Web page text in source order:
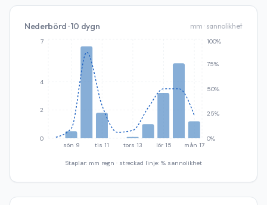
Nederbörd · 10 dygn mm · sannolikhet
sön 9 tis 11 tors 13 lör 15 mån 17
0
2
4
7
0%
25%
50%
75%
100%
Staplar: mm regn · streckad linje: % sannolikhet